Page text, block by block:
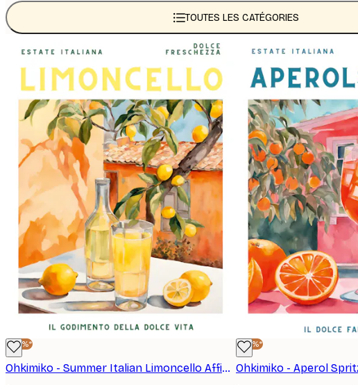
TOUTES LES CATÉGORIES
-40%*
Ohkimiko - Summer Italian Limoncello Affiche
-40%*